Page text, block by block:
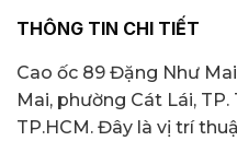
THÔNG TIN CHI TIẾT
Cao ốc 89 Đặng Như
Mai, phường Cát Lái,
TP.HCM. Đây là vị trí